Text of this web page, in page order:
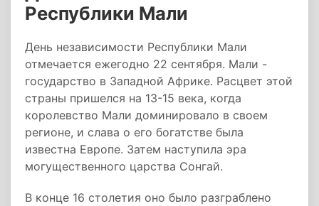
Республики Мали
День независимости Республики Мали
отмечается ежегодно 22 сентября. Мали -
государство в Западной Африке. Расцвет этой
страны пришелся на 13-15 века, когда
королевство Мали доминировало в своем
регионе, и слава о его богатстве была
известна Европе. Затем наступила эра
могущественного царства Сонгай.
В конце 16 столетия оно было разграблено